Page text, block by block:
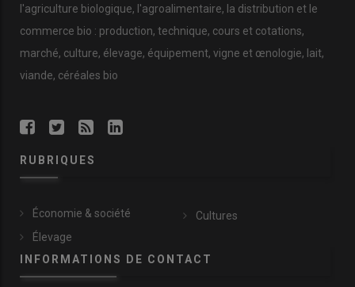
l'agriculture biologique, l'agroalimentaire, la distribution et le
commerce bio : production, technique, cours et cotations,
marché, culture, élevage, équipement, vigne et œnologie, lait,
viande, céréales bio
RUBRIQUES
Économie & société
Élevage
Cultures
INFORMATIONS DE CONTACT